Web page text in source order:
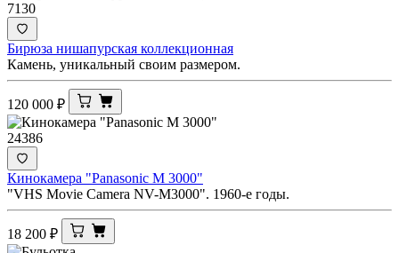
7130
Бирюза нишапурская коллекционная
Камень, уникальный своим размером.
120 000 ₽
24386
Кинокамера "Panasonic M 3000"
"VHS Movie Camera NV-M3000". 1960-е годы.
18 200 ₽